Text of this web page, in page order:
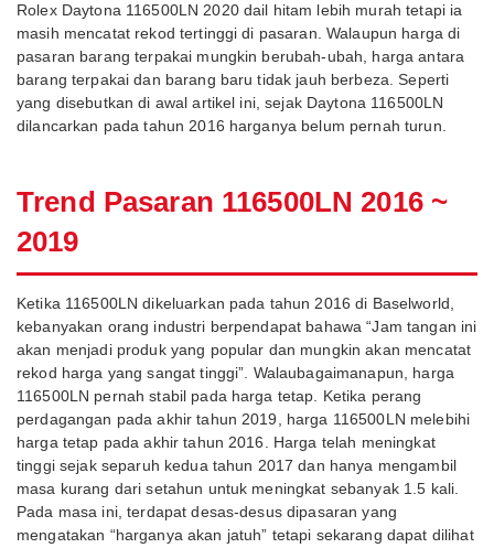
Rolex Daytona 116500LN 2020 dail hitam lebih murah tetapi ia
masih mencatat rekod tertinggi di pasaran. Walaupun harga di
pasaran barang terpakai mungkin berubah-ubah, harga antara
barang terpakai dan barang baru tidak jauh berbeza. Seperti
yang disebutkan di awal artikel ini, sejak Daytona 116500LN
dilancarkan pada tahun 2016 harganya belum pernah turun.
Trend Pasaran 116500LN 2016 ~
2019
Ketika 116500LN dikeluarkan pada tahun 2016 di Baselworld,
kebanyakan orang industri berpendapat bahawa “Jam tangan ini
akan menjadi produk yang popular dan mungkin akan mencatat
rekod harga yang sangat tinggi”. Walaubagaimanapun, harga
116500LN pernah stabil pada harga tetap. Ketika perang
perdagangan pada akhir tahun 2019, harga 116500LN melebihi
harga tetap pada akhir tahun 2016. Harga telah meningkat
tinggi sejak separuh kedua tahun 2017 dan hanya mengambil
masa kurang dari setahun untuk meningkat sebanyak 1.5 kali.
Pada masa ini, terdapat desas-desus dipasaran yang
mengatakan “harganya akan jatuh” tetapi sekarang dapat dilihat